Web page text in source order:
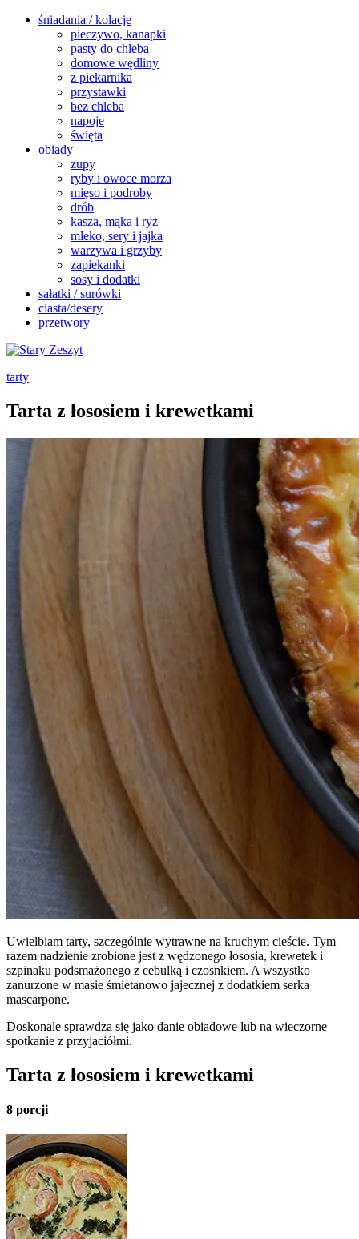
śniadania / kolacje
pieczywo, kanapki
pasty do chleba
domowe wędliny
z piekarnika
przystawki
bez chleba
napoje
święta
obiady
zupy
ryby i owoce morza
mięso i podroby
drób
kasza, mąka i ryż
mleko, sery i jajka
warzywa i grzyby
zapiekanki
sosy i dodatki
sałatki / surówki
ciasta/desery
przetwory
tarty
Tarta z łososiem i krewetkami
Uwielbiam tarty, szczególnie wytrawne na kruchym cieście. Tym
razem nadzienie zrobione jest z wędzonego łososia, krewetek i
szpinaku podsmażonego z cebulką i czosnkiem. A wszystko
zanurzone w masie śmietanowo jajecznej z dodatkiem serka
mascarpone.
Doskonale sprawdza się jako danie obiadowe lub na wieczorne
spotkanie z przyjaciółmi.
Tarta z łososiem i krewetkami
8 porcji